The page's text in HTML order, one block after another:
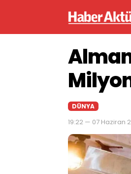
DÜNYA
19:22 — 07 Haziran